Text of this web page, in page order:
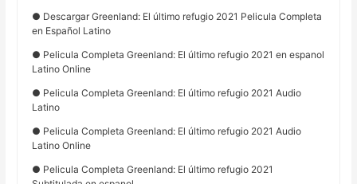
● Descargar Greenland: El último refugio 2021 Pelicula Completa
en Español Latino
● Pelicula Completa Greenland: El último refugio 2021 en espanol
Latino Online
● Pelicula Completa Greenland: El último refugio 2021 Audio
Latino
● Pelicula Completa Greenland: El último refugio 2021 Audio
Latino Online
● Pelicula Completa Greenland: El último refugio 2021